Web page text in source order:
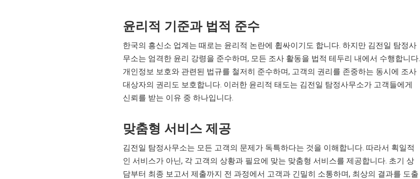
윤리적 기준과 법적 준수
한국의 흥신소 업계는 때로는 윤리적 논란에 휩싸이기도 합니다. 하지만 김전일 탐정사
무소는 엄격한 윤리 강령을 준수하며, 모든 조사 활동을 법적 테두리 내에서 수행합니다.
개인정보 보호와 관련된 법규를 철저히 준수하며, 고객의 권리를 존중하는 동시에 조사
대상자의 권리도 보호합니다. 이러한 윤리적 태도는 김전일 탐정사무소가 고객들에게
신뢰를 받는 이유 중 하나입니다.
맞춤형 서비스 제공
김전일 탐정사무소는 모든 고객의 문제가 독특하다는 것을 이해합니다. 따라서 획일적
인 서비스가 아닌, 각 고객의 상황과 필요에 맞는 맞춤형 서비스를 제공합니다. 초기 상
담부터 최종 보고서 제출까지 전 과정에서 고객과 긴밀히 소통하며, 최상의 결과를 도출